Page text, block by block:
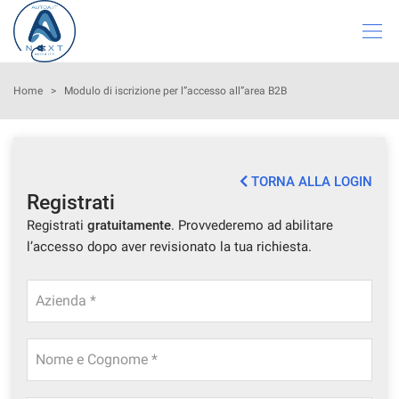
HOME
NOLEGGIO
VALUTAZIONE USATO
CONTATTI
Home > Modulo di iscrizione per l”accesso all”area B2B
Registrati
TORNA ALLA LOGIN
Registrati gratuitamente. Provvederemo ad abilitare
l’accesso dopo aver revisionato la tua richiesta.
Azienda *
Nome e Cognome *
Le
tue
preferenze
di
ti
consente
di
esprimere
tue
preferenze
alle
tecnologie